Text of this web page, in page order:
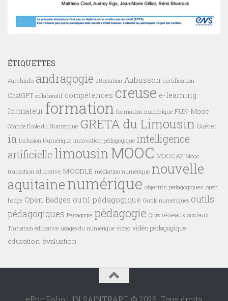
ÉTIQUETTES
#archinfo andragogie attestation Aubusson certification
ChatGPT collaboratif compétences creuse e-learning
formateur formation formation numérique FUN-Mooc
Grande Ecole du Numérique GRETA du Limousin Guéret
ia Inclusion Numérique innovation pédagogique intelligence
artificielle limousinMOOC MOOCAZ Mooc
transition éducative MOODLE médiation numérique nouvelle
aquitainenumérique objectifs pédagogiques open
badge Open Badges outil pédagogique Outils numériques outils
pédagogiques Pairagogie pédagogie Quiz réseaux sociaux
Transition éducative usages du numérique vidéo vidéo pédagogique
éducation évaluation